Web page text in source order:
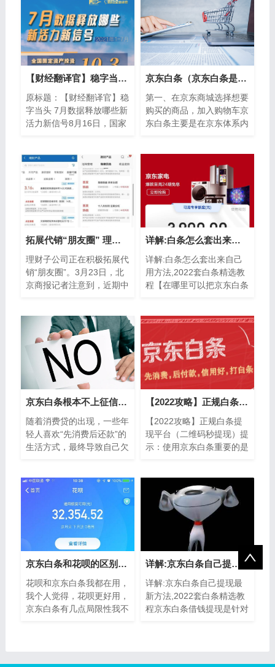
【财经翻译官】稳字当头 7月数据释放哪些新活力新信号
原标题：【财经翻译官】稳
字当头 7月数据释放哪些新
活力新信号8月16日，国家
雨洪灾极端天气以
京东白条（京东白条是什么意思）
第一、在京东商城选择想要
购买的商品，加入购物车京
东白条主要是在京东体系内
拓展代销“朋友圈” 理财子公司“破圈”营销还有哪些牌可打？
理财子公司正在积极拓展代
销“朋友圈”。3月23日，北
京商报记者注意到，近期中
了代销“...
详解:白条怎么套出来自己用方法,2022套白条精选教程
详解:白条怎么套出来自己
用方法,2022套白条精选教
程【在哪里可以把京东白条
借款】【怎么把京
京东白条根本不上征信？白条逾期4天上征信了
随着消费贷的出现，一些年
轻人喜欢“先消费后还款”的
生活方式，最终导致自己欠
台上的贷...
【2022攻略】正规白条提现平台（二维码秒提现）
【2022攻略】正规白条提
现平台（二维码秒提现）提
示：使用京东白条重要的是
提供的信贷工具
京东白条和花呗的区别（开通京东白条靠谱吗）
花呗和京东白条我都在用，
我个人觉得，花呗更好用，
京东白条有几点局限性我不
详解:京东白条自己提现最新方法,2022套白条精选教程
详解:京东白条自己提现最
新方法,2022套白条精选教
程京东白条借钱提现是针对